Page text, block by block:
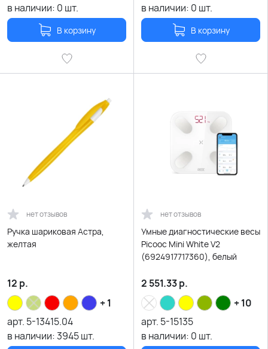
в наличии: 0 шт.
В корзину
в наличии: 0 шт.
В корзину
нет отзывов
Ручка шариковая Астра,
желтая
12 р.
+ 1
арт. 5-13415.04
в наличии:3945шт.
нет отзывов
Умные диагностические весы
Picooc Mini White V2
(6924917717360), белый
2 551.33р.
+ 10
арт. 5-15135
в наличии: 0 шт.